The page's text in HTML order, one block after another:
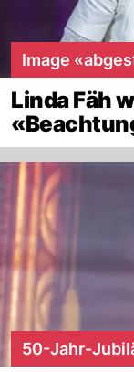
Image
Linda Fäh
50-Jahr-